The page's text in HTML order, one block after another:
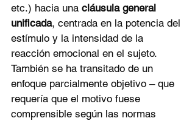
etc.) hacia una cláusula general
unificada, centrada en la potencia del
estímulo y la intensidad de la
reacción emocional en el sujeto.
También se ha transitado de un
enfoque parcialmente objetivo – que
requería que el motivo fuese
comprensible según las normas